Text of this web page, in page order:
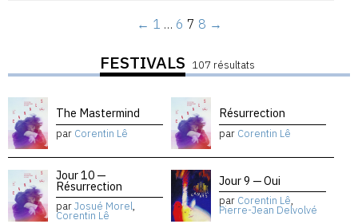
← 1 … 6 7 8 →
FESTIVALS 107 résultats
The Mastermind
par Corentin Lê
Résurrection
par Corentin Lê
Jour 10 —
Résurrection
parJosué Morel,
Corentin Lê
Jour 9 — Oui
par Corentin Lê,
Pierre-Jean Delvolvé